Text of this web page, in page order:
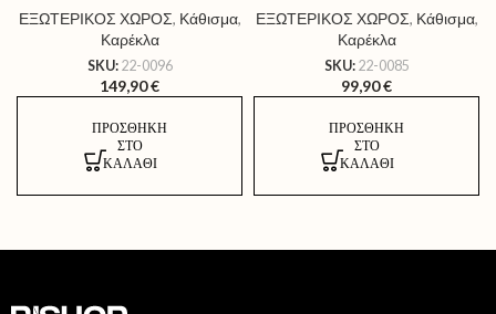
ΕΞΩΤΕΡΙΚΟΣ ΧΩΡΟΣ, Κάθισμα,
Καρέκλα
SKU: 22-0096
149,90€
ΠΡΟΣΘΉΚΗ
ΣΤΟ
ΚΑΛΆΘΙ
ΕΞΩΤΕΡΙΚΟΣ ΧΩΡΟΣ, Κάθισμα,
Καρέκλα
SKU: 22-0085
99,90€
ΠΡΟΣΘΉΚΗ
ΣΤΟ
ΚΑΛΆΘΙ